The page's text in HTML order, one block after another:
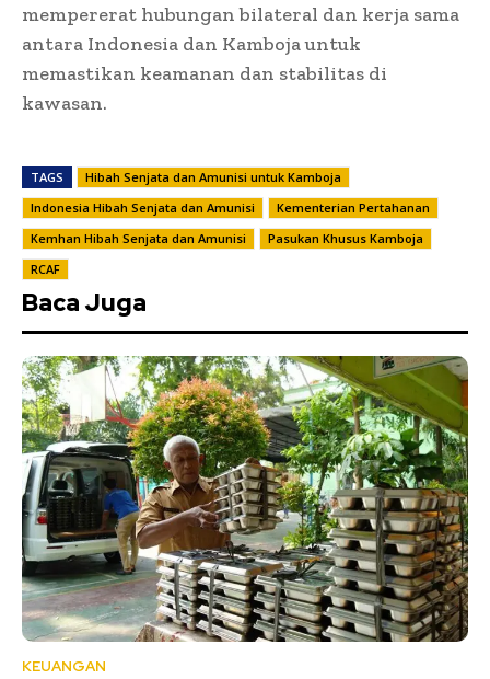
mempererat hubungan bilateral dan kerja sama
antara Indonesia dan Kamboja untuk
memastikan keamanan dan stabilitas di
kawasan.
TAGS
Hibah Senjata dan Amunisi untuk Kamboja
Indonesia Hibah Senjata dan Amunisi
Kementerian Pertahanan
Kemhan Hibah Senjata dan Amunisi
Pasukan Khusus Kamboja
RCAF
Baca Juga
KEUANGAN